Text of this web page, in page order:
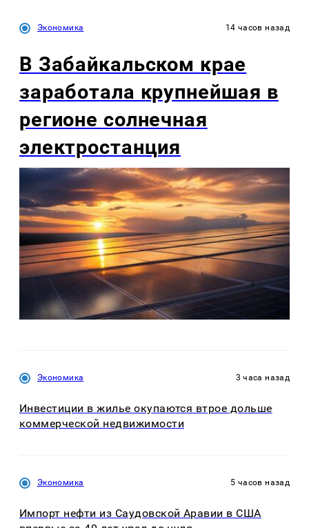
Экономика 14 часов назад
В Забайкальском крае
заработала крупнейшая в
регионе солнечная
электростанция
Экономика 3 часа назад
Инвестиции в жилье окупаются втрое дольше
коммерческой недвижимости
Экономика 5 часов назад
Импорт нефти из Саудовской Аравии в США